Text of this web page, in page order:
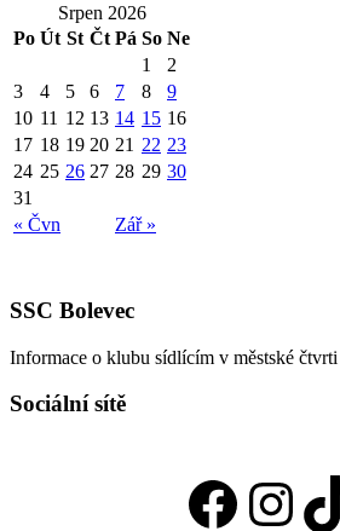
Srpen 2026
Po Út St Čt Pá So Ne
« Čvn Zář »
1
2
3
4 5 6 7 8
9
10 11 12 13 14 15 16
17 18 19 20 21 22 23
24 25 26 27 28 29 30
31
SSC Bolevec
Informace o klubu sídlícím v městské
Sociální sítě